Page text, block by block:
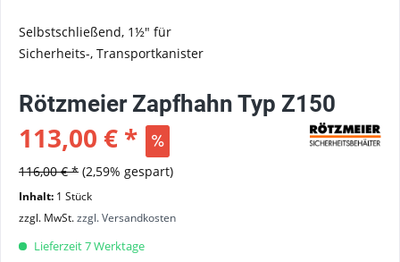
Selbstschließend, 1½" für
Sicherheits-, Transportkanister
Rötzmeier Zapfhahn Typ Z150
113,00 € *
116,00 € * (2,59% gespart)
Inhalt: 1 Stück
zzgl. MwSt.zzgl. Versandkosten
Lieferzeit 7 Werktage